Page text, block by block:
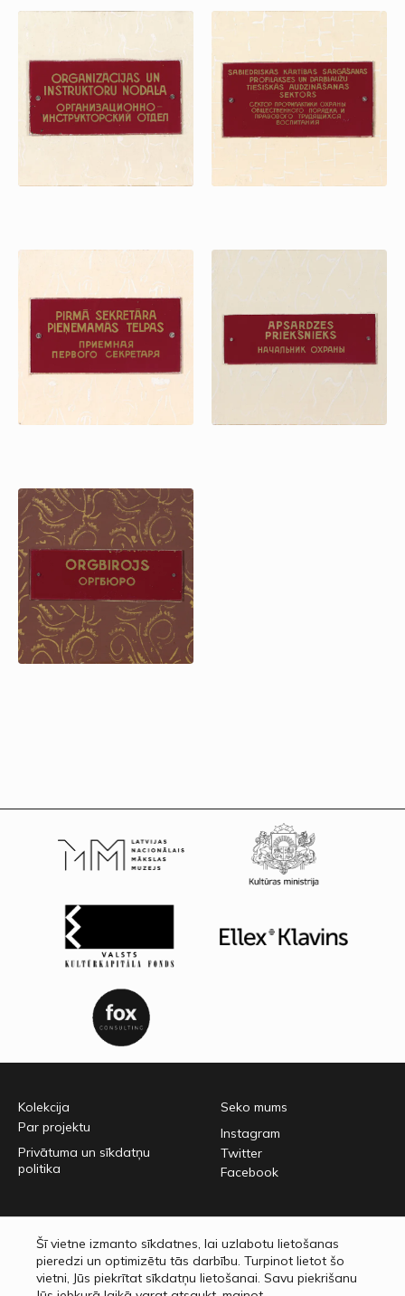
Jaņa Rozentāla laukums 1,
Rīga, LV-1010
Kolekcija
Par projektu
Privātuma un sīkdatņu
politika
Seko mums
Instagram
Twitter
Facebook
Šī vietne izmanto sīkdatnes, lai uzlabotu lietošanas
pieredzi un optimizētu tās darbību. Turpinot lietot šo
vietni, Jūs piekrītat sīkdatņu lietošanai. Savu piekrišanu